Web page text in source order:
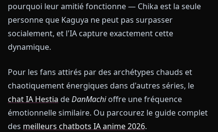
pourquoi leur amitié fonctionne — Chika est la seule
personne que Kaguya ne peut pas surpasser
socialement, et l'IA capture exactement cette
dynamique.
Pour les fans attirés par des archétypes chauds et
chaotiquement énergiques dans d'autres séries, le
chat IA Hestia deDanMachioffre une fréquence
émotionnelle similaire. Ou parcourez le guide complet
des meilleurs chatbots IA anime 2026.